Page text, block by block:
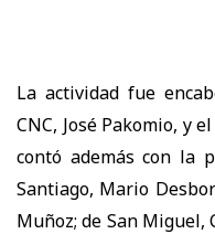
La actividad fue
CNC, José Pakomio, y
contó además con la
Santiago, Mario
Muñoz; de San Miguel,